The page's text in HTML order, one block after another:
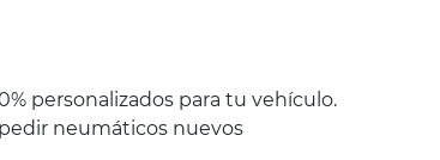
personalizados para tu vehículo.
neumáticos nuevos